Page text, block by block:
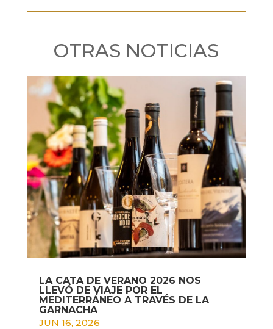
OTRAS NOTICIAS
LA CATA DE VERANO 2026 NOS
LLEVÓ DE VIAJE POR EL
MEDITERRÁNEO A TRAVÉS DE LA
GARNACHA
JUN 16, 2026